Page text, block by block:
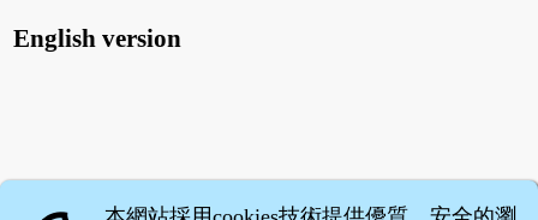
English version